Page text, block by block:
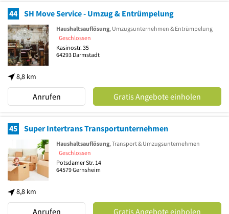
44 SH Move Service - Umzug & Entrümpelung
8,8 km
Haushaltsauflösung, Umzugsunternehmen & Entrümpelung
Geschlossen
Kasinostr. 35
64293 Darmstadt
Anrufen Gratis Angebote einholen
45 Super Intertrans Transportunternehmen
8,8 km
Haushaltsauflösung, Transport & Umzugsunternehmen
Geschlossen
Potsdamer Str. 14
64579Gernsheim
Anrufen Gratis Angebote einholen